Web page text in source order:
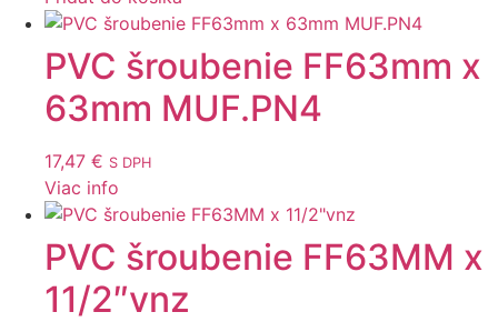
PVC šroubenie FF63mm x
63mm MUF.PN4
17,47 € S DPH
Viac info
PVC šroubenie FF63MM x
11/2″vnz